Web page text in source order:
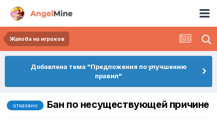
Жалоба на игроков
Добавлена тема "Предложения по улучшению
правил"
отказано Бан по несуществующей причине